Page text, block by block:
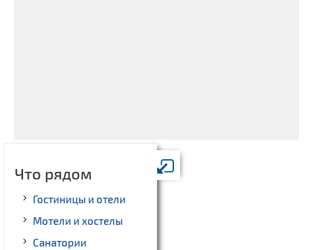
Что рядом
Гостиницы и отели
Мотели и хостелы
Санатории